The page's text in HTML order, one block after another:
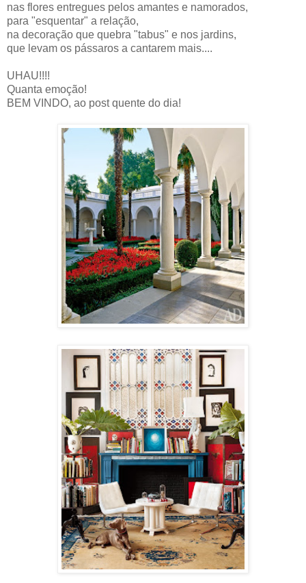
nas flores entregues pelos amantes e namorados,
para "esquentar" a relação,
na decoração que quebra "tabus" e nos jardins,
que levam os pássaros a cantarem mais....
UHAU!!!!
Quanta emoção!
BEM VINDO, ao post quente do dia!